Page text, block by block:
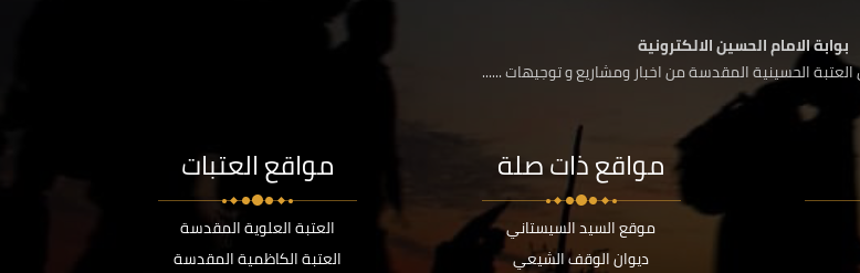
بوابة الامام الحسين الالكترونية
الحسينية المقدسة من اخبار ومشاريع و توجيهات ......
مواقع ذات صلة
موقع السيد السيستاني
ديوان الوقف الشيعي
مواقع العتبات
العتبة العلوية المقدسة
العتبة الكاظمية المقدسة